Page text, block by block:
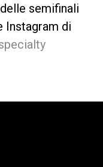
semifinali
Instagram di